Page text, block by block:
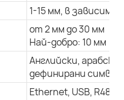
1-15 мм, в
от 2 мм до 30 мм
Най-добро: 10 мм
Английски,
дефинирани
Ethernet, USB, R485